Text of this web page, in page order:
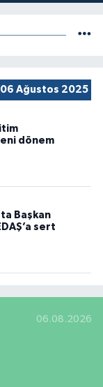
06 Ağustos 2025
dönem
Başkan
sert
06.08.2026